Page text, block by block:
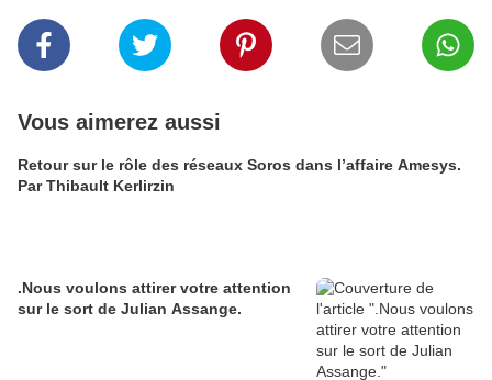
Vous aimerez aussi
Retour sur le rôle des réseaux Soros dans l’affaire Amesys.
Par Thibault Kerlirzin
.Nous voulons attirer votre attention
sur le sort de Julian Assange.